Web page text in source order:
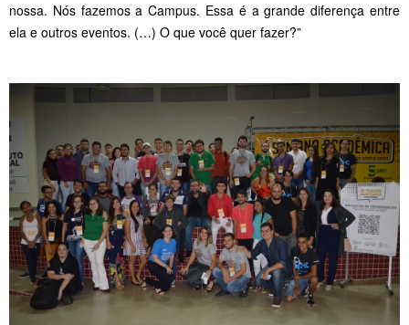
nossa. Nós fazemos a Campus. Essa é a grande diferença entre
ela e outros eventos. (…) O que você quer fazer?”